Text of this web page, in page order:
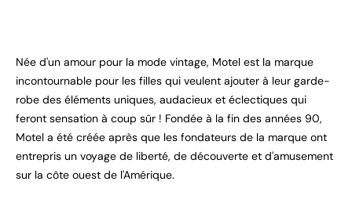
Née d'un amour pour la mode vintage, Motel est la marque
incontournable pour les filles qui veulent ajouter à leur garde-
robe des éléments uniques, audacieux et éclectiques qui
feront sensation à coup sûr ! Fondée à la fin des années 90,
Motel a été créée après que les fondateurs de la marque ont
entrepris un voyage de liberté, de découverte et d'amusement
sur la côte ouest de l'Amérique.